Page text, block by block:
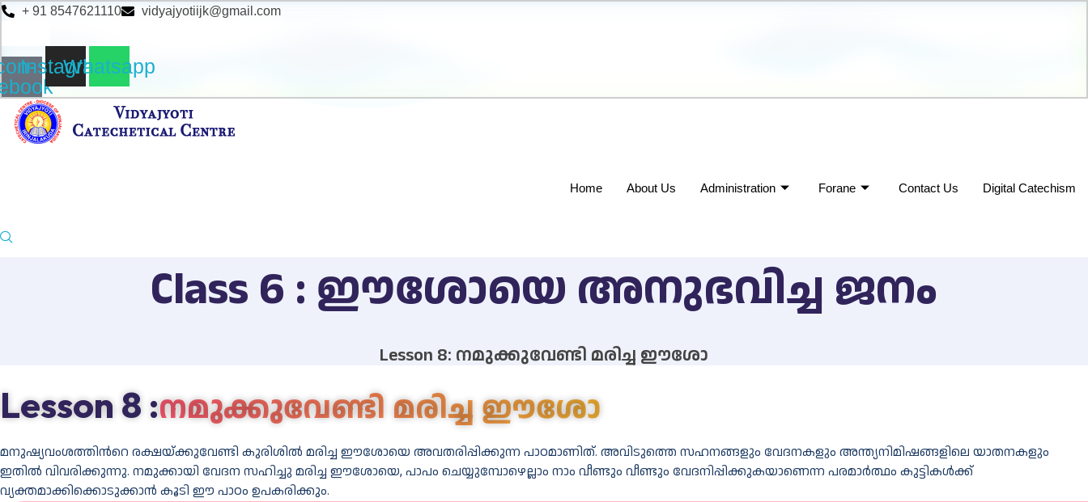
+ 91 8547621110 vidyajyotiijk@gmail.com
Instagram
Whatsapp
Home About Us Administration Forane Contact Us Digital Catechism
Class 6 : ഈശോയെ അനുഭവിച്ച ജനം
Lesson 8: നമുക്കുവേണ്ടി മരിച്ച ഈശോ
Lesson 8 :നമുക്കുവേണ്ടി മരിച്ച ഈശോ
മനുഷ്യവംശത്തിന്‍റെ രക്ഷയ്ക്കുവേണ്ടി കുരിശില്‍ മരിച്ച ഈശോയെ അവതരിപ്പിക്കുന്ന പാഠമാണിത്. അവിടുത്തെ സഹനങ്ങളും വേദനകളും അന്ത്യനിമിഷങ്ങളിലെ യാതനകളും
ഇതില്‍ വിവരിക്കുന്നു. നമുക്കായി വേദന സഹിച്ചു മരിച്ച ഈശോയെ, പാപം ചെയ്യുമ്പോഴെല്ലാം നാം വീണ്ടും വീണ്ടും വേദനിപ്പിക്കുകയാണെന്ന പരമാര്‍ത്ഥം കുട്ടികള്‍ക്ക്
വ്യക്തമാക്കിക്കൊടുക്കാന്‍ കൂടി ഈ പാഠം ഉപകരിക്കും.